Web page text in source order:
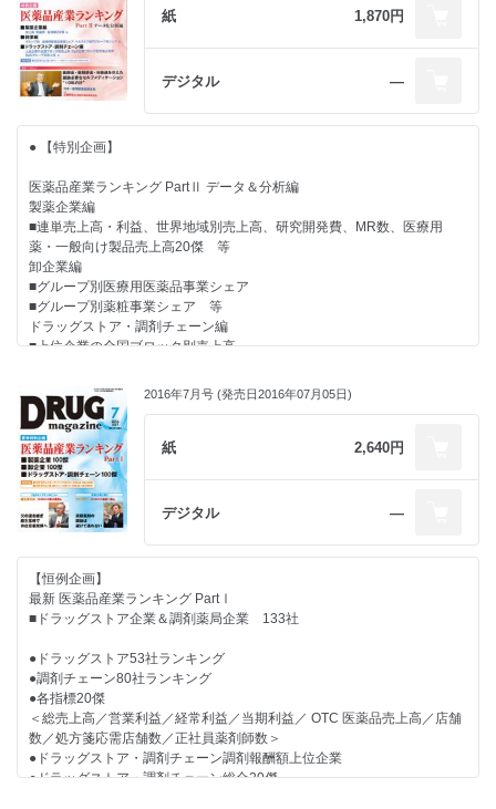
紙 1,870円
デジタル ―
● 【特別企画】
医薬品産業ランキング PartⅡ データ＆分析編
製薬企業編
■連単売上高・利益、世界地域別売上高、研究開発費、MR数、医療用
薬・一般向け製品売上高20傑 等
卸企業編
■グループ別医療用医薬品事業シェア
■グループ別薬粧事業シェア 等
ドラッグストア・調剤チェーン編
■上位企業の全国ブロック別売上高
■DgSグループ別売上高 等
● 【カラー 特別インタビュー】
医師会・薬剤師会・日薬連を交えた議論必要なセルフメディケーショ
ン“10年の計”
三輪芳弘氏［日本一般用医薬品連合会 会長（興和代表取締役社長）］
● 【新薬企業に聞く】
薬剤情報だけでなく慢性疾患領域での薬剤師の職能拡大を支援
薬剤師向けに特化した情報サイト『Pharmacist Town』創設
● 【探訪 家庭薬企業】
『正露丸』と『クレベリン』両輪で図るセルフケア市場活性化
老舗家庭薬メーカーが選択した「共生」の道と新事業
● 【連載】
■ 行政ウォッチング
宮坂佳紀氏［メディカル・テン 代表］
■ Rediscovery in U.S. ～知られざる米国最新流通業界事情
新地昭久氏［RMI 代表］
2016年7月号 (発売日2016年07月05日)
紙 2,640円
デジタル ―
【恒例企画】
最新 医薬品産業ランキング PartⅠ
■ドラッグストア企業＆調剤薬局企業 133社
●ドラッグストア53社ランキング
●調剤チェーン80社ランキング
●各指標20傑
＜総売上高／営業利益／経常利益／当期利益／ OTC 医薬品売上高／店舗
数／処方箋応需店舗数／正社員薬剤師数＞
●ドラッグストア・調剤チェーン調剤報酬額上位企業
●ドラッグストア・調剤チェーン総合20傑